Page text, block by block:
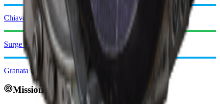
Chiave della botola del Raider
Surge Coil
Granata marcatrice
Missioni Correlate